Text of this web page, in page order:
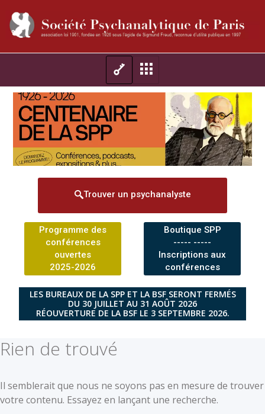
Trouver un psychanalyste
Programme des
conférences
ouvertes
2025-2026
Boutique SPP
----- -----
Inscriptions aux
conférences
LES BUREAUX DE LA SPP ET LA BSF SERONT FERMÉS
DU 30 JUILLET AU 31 AOÛT 2026
RÉOUVERTURE DE LA BSF LE 3 SEPTEMBRE 2026.
Rien de trouvé
Il semblerait que nous ne soyons pas en mesure de trouver
votre contenu. Essayez en lançant une recherche.